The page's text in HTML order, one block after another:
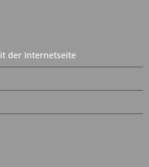
der Internetseite